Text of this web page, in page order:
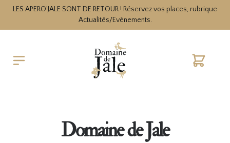
LES APERO'JALE SONT DE RETOUR ! Réservez vos places, rubrique
Actualités/Evènements.
Cart
Domaine de Jale